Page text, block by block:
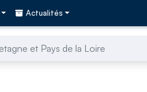
Actualités
et Pays de la Loire